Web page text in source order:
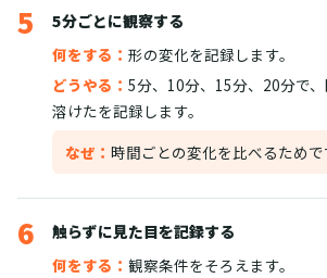
5
5分ごとに観察する
何をする： 形の変化を記録します。
どうやる： 5分、10分、15分、20分で
溶けたを記録します。
なぜ： 時間ごとの変化を比べるためで
6
触らずに見た目を記録する
何をする： 観察条件をそろえます。